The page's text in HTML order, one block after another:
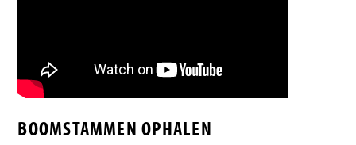
BOOMSTAMMEN OPHALEN